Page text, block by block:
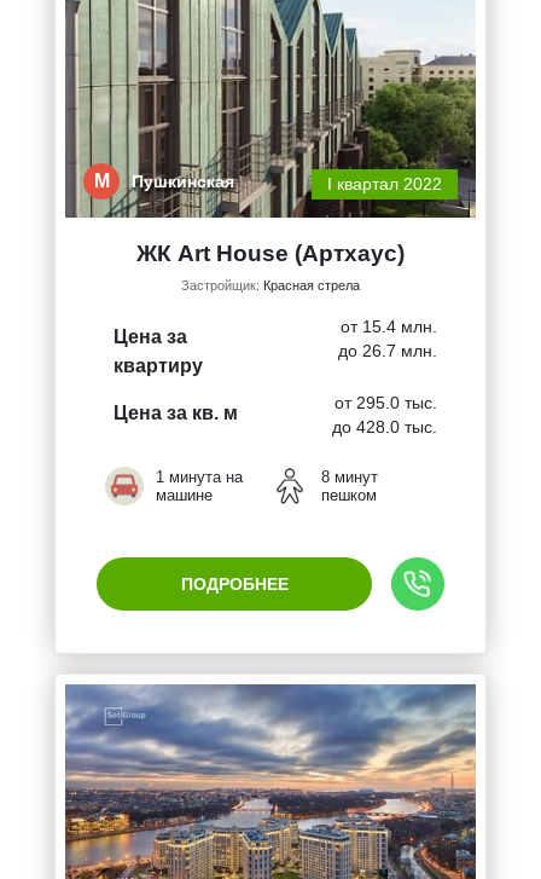
М Пушкинская I квартал 2022
ЖК Art House (Артхаус)
Застройщик: Красная стрела
Цена за
квартиру
от 15.4 млн.
до 26.7 млн.
Цена за кв. м
от 295.0 тыс.
до 428.0 тыс.
1 минута на
машине
8 минут
пешком
ПОДРОБНЕЕ